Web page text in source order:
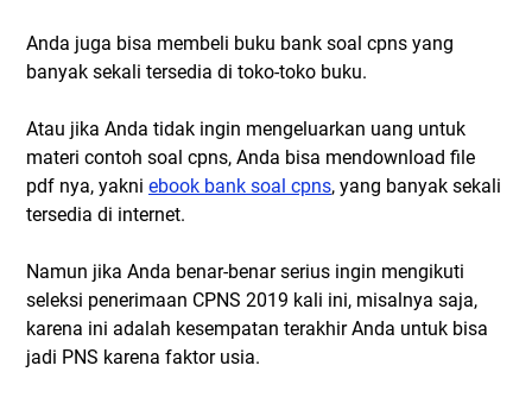
Anda juga bisa membeli buku bank soal cpns yang
banyak sekali tersedia di toko-toko buku.
Atau jika Anda tidak ingin mengeluarkan uang untuk
materi contoh soal cpns, Anda bisa mendownload file
pdf nya, yakni ebook bank soal cpns, yang banyak sekali
tersedia di internet.
Namun jika Anda benar-benar serius ingin mengikuti
seleksi penerimaan CPNS 2019 kali ini, misalnya saja,
karena ini adalah kesempatan terakhir Anda untuk bisa
jadi PNS karena faktor usia.